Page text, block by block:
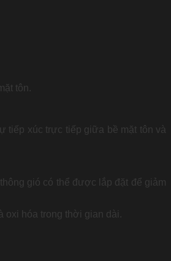
tôn.
tiếp xúc trực tiếp giữa bề mặt tôn và
gió có thể được lắp đặt để giảm
oxi hóa trong thời gian dài.